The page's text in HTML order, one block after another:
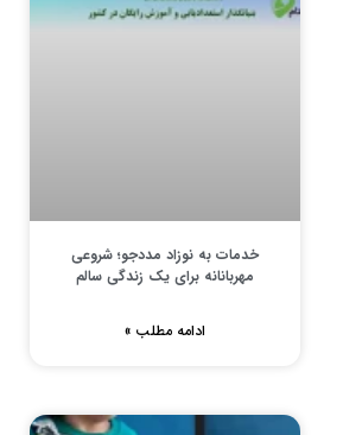
خدمات به نوزاد مددجو؛ شروعی
مهربانانه برای یک زندگی سالم
ادامه مطلب »